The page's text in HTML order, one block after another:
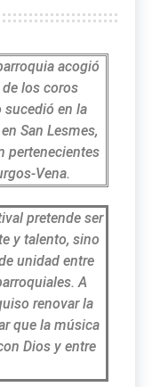
acogió
de los coros
sucedió en la
San Lesmes,
pertenecientes
Vena.
pretende ser
y talento, sino
unidad entre
A
renovar la
que la música
Dios y entre